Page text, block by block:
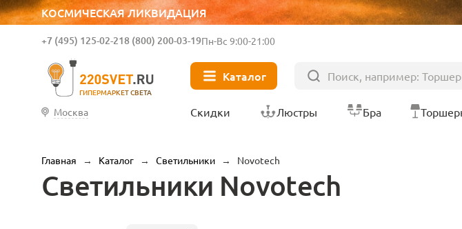
КОСМИЧЕСКАЯ ЛИКВИДАЦИЯ
ГИПЕРМАРКЕТ СВЕТА
+7 (495) 125-02-218 (800) 200-03-19Пн-Вс 9:00-21:00
Каталог
Москва Скидки Люстры Бра
Главная → Каталог → Светильники → Novotech
Светильники Novotech